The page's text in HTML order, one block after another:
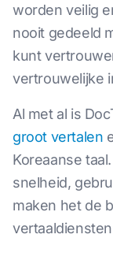
worden veilig
nooit gedeeld
kunt
vertrouwelijke
Al met al is
groot vertalen
Koreaanse
snelheid,
maken het de